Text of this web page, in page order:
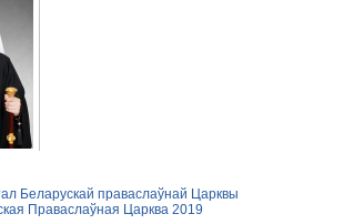
Беларускай праваслаўнай Царквы
Праваслаўная Царква 2019